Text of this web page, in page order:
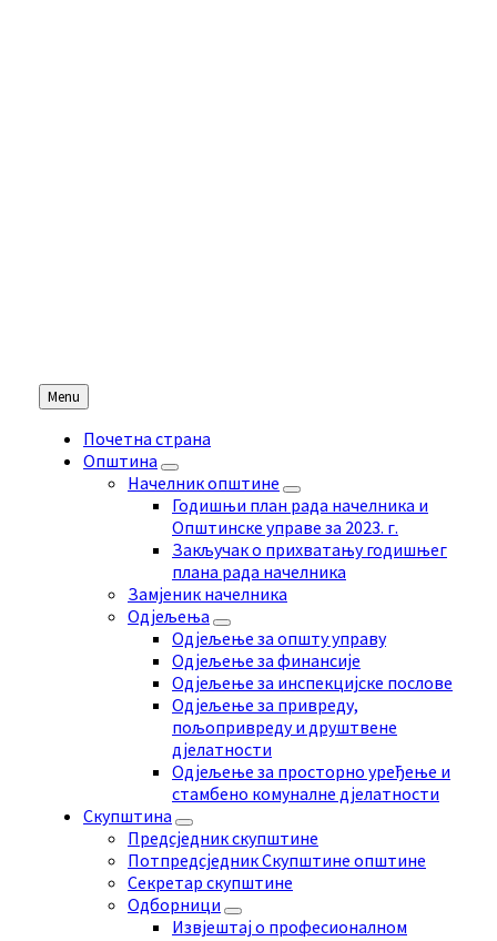
Menu
Почетна страна
Општина
Начелник општине
Годишњи план рада начелника и
Општинске управе за 2023. г.
Закључак о прихватању годишњег
плана рада начелника
Замјеник начелника
Одјељења
Одјељење за општу управу
Одјељење за финансије
Одјељење за инспекцијске послове
Одјељење за привреду,
пољопривреду и друштвене
дјелатности
Одјељење за просторно уређење и
стамбено комуналне дјелатности
Скупштина
Предсједник скупштине
Потпредсједник Скупштине општине
Секретар cкупштине
Одборници
Извјештај о професионалном